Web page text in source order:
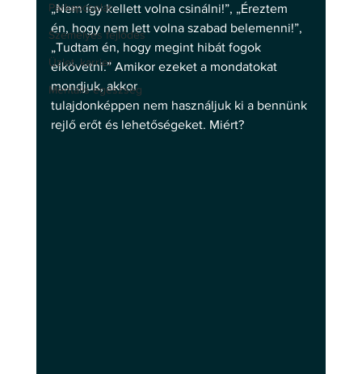
Párkapcsolat
Személyes fejlődés
Üzlet, karrier
Mentális egészség
„Nem így kellett volna csinálni!”, „Éreztem
én, hogy nem lett volna szabad belemenni!”,
„Tudtam én, hogy megint hibát fogok
elkövetni.” Amikor ezeket a mondatokat
mondjuk, akkor
tulajdonképpen nem használjuk ki a bennünk
rejlő erőt és lehetőségeket. Miért?